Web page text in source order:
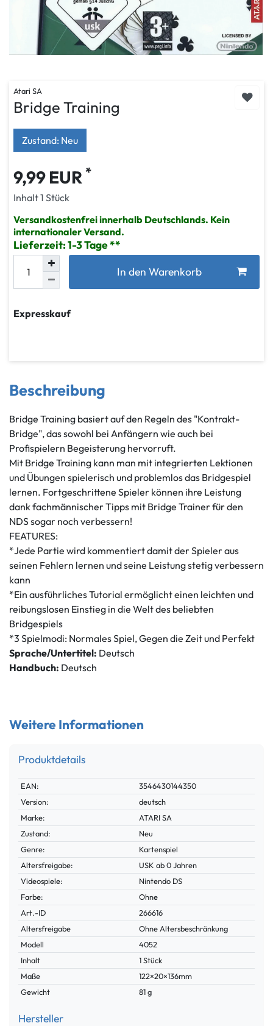
Atari SA
Bridge Training
Zustand: Neu
9,99 EUR *
Inhalt1 Stück
Versandkostenfrei innerhalb Deutschlands. Kein
internationaler Versand.
Lieferzeit: 1-3 Tage
In den Warenkorb
Expresskauf
Beschreibung
Bridge Training basiert auf den Regeln des "Kontrakt-
Bridge", das sowohl bei Anfängern wie auch bei
Profispielern Begeisterung hervorruft.
Mit Bridge Training kann man mit integrierten Lektionen
und Übungen spielerisch und problemlos das Bridgespiel
lernen. Fortgeschrittene Spieler können ihre Leistung
dank fachmännischer Tipps mit Bridge Trainer für den
NDS sogar noch verbessern!
FEATURES:
*Jede Partie wird kommentiert damit der Spieler aus
seinen Fehlern lernen und seine Leistung stetig verbessern
kann
*Ein ausführliches Tutorial ermöglicht einen leichten und
reibungslosen Einstieg in die Welt des beliebten
Bridgespiels
*3 Spielmodi: Normales Spiel, Gegen die Zeit und Perfekt
Sprache/Untertitel: Deutsch
Handbuch: Deutsch
Weitere Informationen
Produktdetails
Technisches
Merkmal
Wert
EAN:
3546430144350
Version:
deutsch
Marke:
ATARI SA
Zustand:
Neu
Genre:
Kartenspiel
Altersfreigabe:
USK ab 0 Jahren
Videospiele:
Nintendo DS
Farbe:
Ohne
Technisches
Merkmal
Wert
Art.-ID
266616
Altersfreigabe
Ohne Altersbeschränkung
Modell
4052
Inhalt
1 Stück
Maße
122×20×136mm
Gewicht
81 g
Hersteller